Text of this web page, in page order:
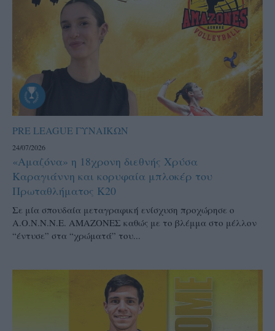
PRE LEAGUE ΓΥΝΑΙΚΩΝ
24/07/2026
«Αμαζόνα» η 18χρονη διεθνής Χρύσα
Καραγιάννη και κορυφαία μπλοκέρ του
Πρωταθλήματος Κ20
Σε μία σπουδαία μεταγραφική ενίσχυση προχώρησε ο
Α.Ο.Ν.Ν.Ν.Ε. ΑΜΑΖΟΝΕΣ καθώς με το βλέμμα στο μέλλον
“έντυσε” στα “χρώματά” του...